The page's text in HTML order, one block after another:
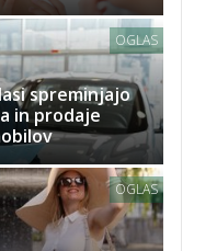
OGLAS
spreminjajo
in prodaje
OGLAS